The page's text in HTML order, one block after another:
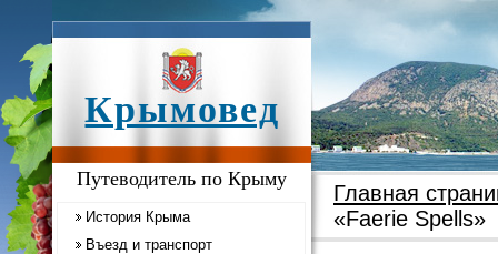
Крымовед
Путеводитель по Крыму
История Крыма
Въезд и транспорт
Главная
«Faerie Spells»